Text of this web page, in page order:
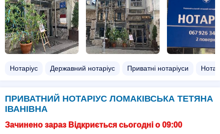
Нотаріус Державний нотаріус Приватні нотаріуси
ПРИВАТНИЙ НОТАРІУС ЛОМАКІВСЬКА ТЕТЯНА
ІВАНІВНА
Зачинено зараз Відкриється сьогодні о 09:00